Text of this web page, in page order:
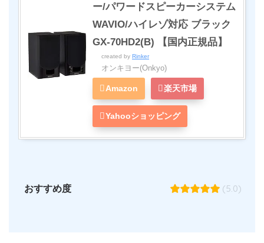
ー/パワードスピーカーシステム
WAVIO/ハイレゾ対応 ブラック
GX-70HD2(B) 【国内正規品】
created by Rinker
オンキヨー(Onkyo)
Amazon 楽天市場
Yahooショッピング
おすすめ度 (5.0)